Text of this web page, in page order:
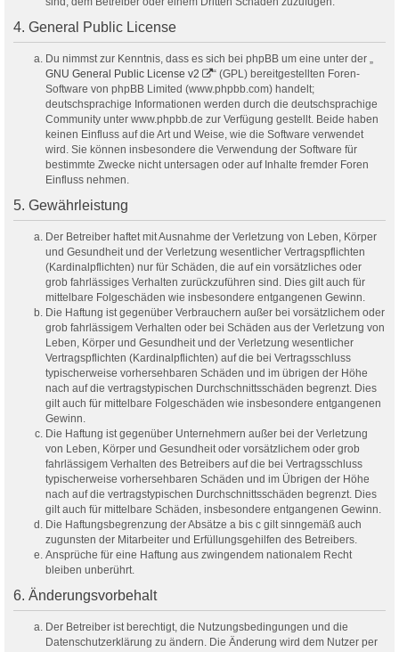
4. General Public License
Du nimmst zur Kenntnis, dass es sich bei phpBB um eine unter der „
GNU General Public License v2
“ (GPL) bereitgestellten Foren-
Software von phpBB Limited (www.phpbb.com) handelt;
deutschsprachige Informationen werden durch die deutschsprachige
Community unter www.phpbb.de zur Verfügung gestellt. Beide haben
keinen Einfluss auf die Art und Weise, wie die Software verwendet
wird. Sie können insbesondere die Verwendung der Software für
bestimmte Zwecke nicht untersagen oder auf Inhalte fremder Foren
Einfluss nehmen.
5. Gewährleistung
Der Betreiber haftet mit Ausnahme der Verletzung von Leben, Körper
und Gesundheit und der Verletzung wesentlicher Vertragspflichten
(Kardinalpflichten) nur für Schäden, die auf ein vorsätzliches oder
grob fahrlässiges Verhalten zurückzuführen sind. Dies gilt auch für
mittelbare Folgeschäden wie insbesondere entgangenen Gewinn.
Die Haftung ist gegenüber Verbrauchern außer bei vorsätzlichem oder
grob fahrlässigem Verhalten oder bei Schäden aus der Verletzung von
Leben, Körper und Gesundheit und der Verletzung wesentlicher
Vertragspflichten (Kardinalpflichten) auf die bei Vertragsschluss
typischerweise vorhersehbaren Schäden und im übrigen der Höhe
nach auf die vertragstypischen Durchschnittsschäden begrenzt. Dies
gilt auch für mittelbare Folgeschäden wie insbesondere entgangenen
Gewinn.
Die Haftung ist gegenüber Unternehmern außer bei der Verletzung
von Leben, Körper und Gesundheit oder vorsätzlichem oder grob
fahrlässigem Verhalten des Betreibers auf die bei Vertragsschluss
typischerweise vorhersehbaren Schäden und im Übrigen der Höhe
nach auf die vertragstypischen Durchschnittsschäden begrenzt. Dies
gilt auch für mittelbare Schäden, insbesondere entgangenen Gewinn.
Die Haftungsbegrenzung der Absätze a bis c gilt sinngemäß auch
zugunsten der Mitarbeiter und Erfüllungsgehilfen des Betreibers.
Ansprüche für eine Haftung aus zwingendem nationalem Recht
bleiben unberührt.
6. Änderungsvorbehalt
Der Betreiber ist berechtigt, die Nutzungsbedingungen und die
Datenschutzerklärung zu ändern. Die Änderung wird dem Nutzer per